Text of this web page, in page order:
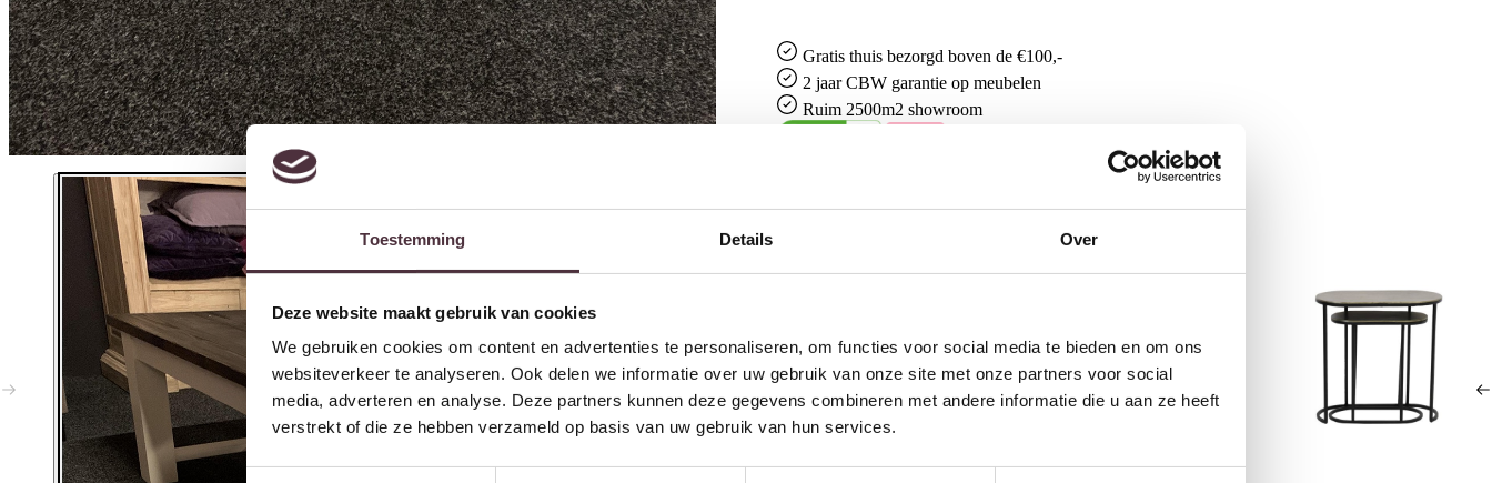
Toestemming Details Over
Deze website maakt gebruik van cookies
We gebruiken cookies om content en advertenties te personaliseren, om functies voor social media te bieden en om ons
websiteverkeer te analyseren. Ook delen we informatie over uw gebruik van onze site met onze partners voor social
media, adverteren en analyse. Deze partners kunnen deze gegevens combineren met andere informatie die u aan ze heeft
verstrekt of die ze hebben verzameld op basis van uw gebruik van hun services.
Gratisthuis bezorgd boven de €100,-
2 jaar CBW garantieop meubelen
Ruim 2500m2 showroom
Interessant voor jou